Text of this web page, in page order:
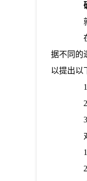
就
在
据不同的
以提出以
1、
2、
3、
对
1、
2、